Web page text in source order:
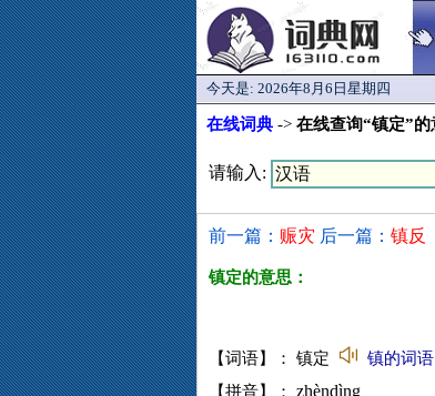
今天是: 2026年8月6日星期四
在线词典 -> 在线查询“镇定”
请输入:
前一篇： 赈灾 后一篇： 镇反
镇定的意思：
【词语】： 镇定
镇的词语
【拼音】： zhèndìng